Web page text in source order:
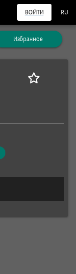
ВОЙТИ RU
Избранное